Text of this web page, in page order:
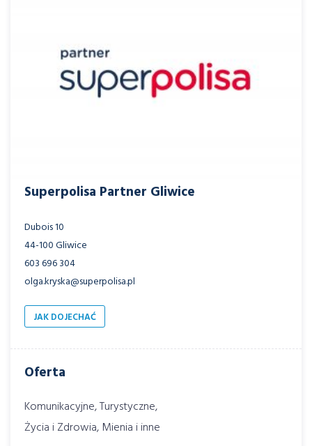
Superpolisa Partner Gliwice
Dubois 10
44-100 Gliwice
603 696 304
olga.kryska@superpolisa.pl
JAK DOJECHAĆ
Oferta
Komunikacyjne, Turystyczne,
Życia i Zdrowia, Mienia i inne